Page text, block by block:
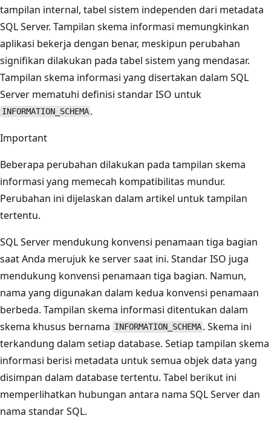
tampilan internal, tabel sistem independen dari metadata
SQL Server. Tampilan skema informasi memungkinkan
aplikasi bekerja dengan benar, meskipun perubahan
signifikan dilakukan pada tabel sistem yang mendasar.
Tampilan skema informasi yang disertakan dalam SQL
Server mematuhi definisi standar ISO untuk
INFORMATION_SCHEMA .
Important
Beberapa perubahan dilakukan pada tampilan skema
informasi yang memecah kompatibilitas mundur.
Perubahan ini dijelaskan dalam artikel untuk tampilan
tertentu.
SQL Server mendukung konvensi penamaan tiga bagian
saat Anda merujuk ke server saat ini. Standar ISO juga
mendukung konvensi penamaan tiga bagian. Namun,
nama yang digunakan dalam kedua konvensi penamaan
berbeda. Tampilan skema informasi ditentukan dalam
skema khusus bernama INFORMATION_SCHEMA . Skema ini
terkandung dalam setiap database. Setiap tampilan skema
informasi berisi metadata untuk semua objek data yang
disimpan dalam database tertentu. Tabel berikut ini
memperlihatkan hubungan antara nama SQL Server dan
nama standar SQL.